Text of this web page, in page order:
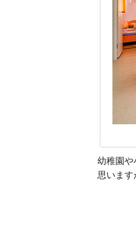
幼稚園
思います